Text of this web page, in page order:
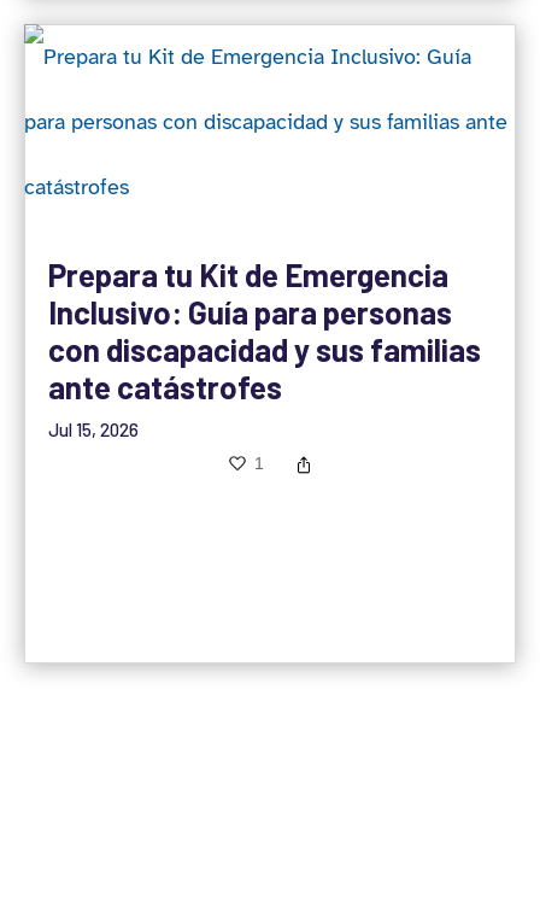
Prepara tu Kit de Emergencia
Inclusivo: Guía para personas
con discapacidad y sus familias
ante catástrofes
Jul 15, 2026
1